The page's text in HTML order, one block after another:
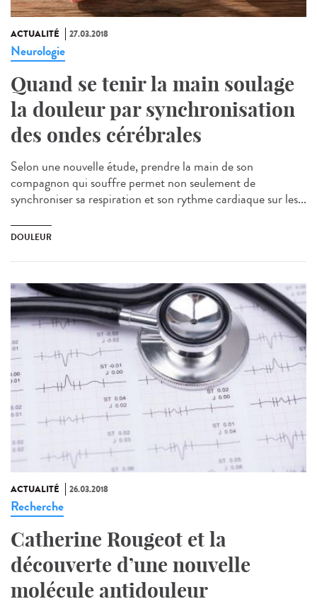
ACTUALITÉ 27.03.2018
Neurologie
Quand se tenir la main soulage
la douleur par synchronisation
des ondes cérébrales
Selon une nouvelle étude, prendre la main de son
compagnon qui souffre permet non seulement de
synchroniser sa respiration et son rythme cardiaque sur les...
DOULEUR
ACTUALITÉ 26.03.2018
Recherche
Catherine Rougeot et la
découverte d’une nouvelle
molécule antidouleur